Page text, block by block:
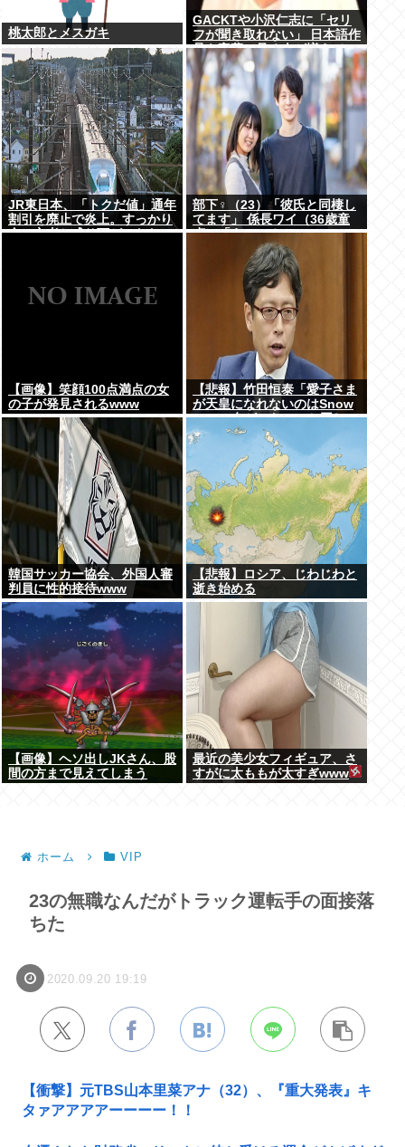
桃太郎とメスガキ
GACKTや小沢仁志に「セリ
フが聞き取れない」 日本語作
品を字幕で見る人が増えてい
る背景
JR東日本、「トクだ値」通年
割引を廃止で炎上。すっかり
金の亡者と成り下がったな
部下♀（23）「彼氏と同棲し
てます」 係長ワイ（36歳童
貞）「えっ…？」
【画像】笑顔100点満点の女
の子が発見されるwww
【悲報】竹田恒泰「愛子さま
が天皇になれないのはSnow
Manに女がいないのと同じ」
X民「養子案はSnow Manに
竹田恒泰が入るようなもの」
韓国サッカー協会、外国人審
判員に性的接待www
【悲報】ロシア、じわじわと
逝き始める
【画像】ヘソ出しJKさん、股
間の方まで見えてしまう
最近の美少女フィギュア、さ
すがに太ももが太すぎwww
ホーム VIP
23の無職なんだがトラック運転手の面接落
ちた
2020.09.20 19:19
【衝撃】元TBS山本里菜アナ（32）、『重大発表』キ
タァアアアアーーーー！！